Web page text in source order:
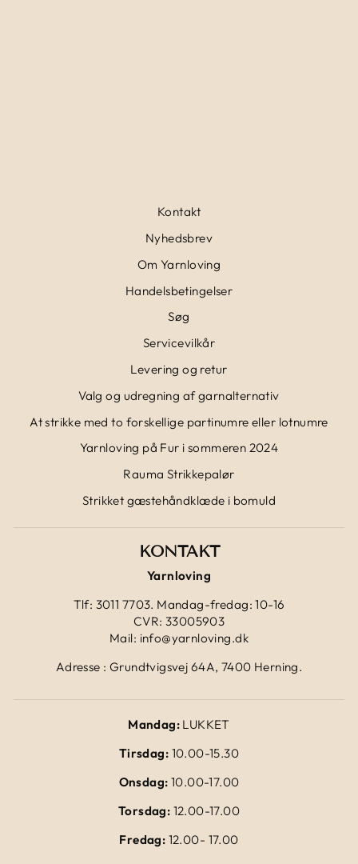
Kontakt
Nyhedsbrev
Om Yarnloving
Handelsbetingelser
Søg
Servicevilkår
Levering og retur
Valg og udregning af garnalternativ
At strikke med to forskellige partinumre eller lotnumre
Yarnloving på Fur i sommeren 2024
Rauma Strikkepalør
Strikket gæstehåndklæde i bomuld
KONTAKT
Yarnloving
Tlf: 3011 7703. Mandag-fredag: 10-16
CVR: 33005903
Mail: info@yarnloving.dk
Adresse : Grundtvigsvej 64A, 7400 Herning.
Mandag: LUKKET
Tirsdag: 10.00-15.30
Onsdag: 10.00-17.00
Torsdag: 12.00-17.00
Fredag: 12.00- 17.00